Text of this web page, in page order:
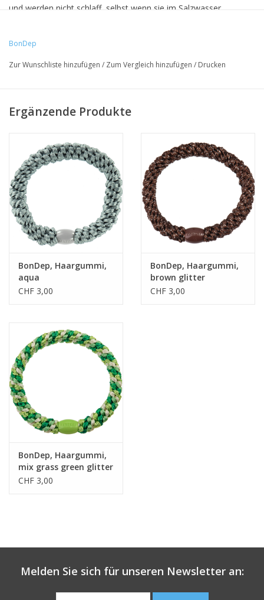
und werden nicht schlaff, selbst wenn sie im Salzwasser
• extrem sanft
BonDep
Zur Wunschliste hinzufügen / Zum Vergleich hinzufügen / Drucken
Ergänzende Produkte
BonDep, Haargummi,
aqua
CHF 3,00
BonDep, Haargummi,
brown glitter
CHF 3,00
BonDep, Haargummi,
mix grass green glitter
CHF 3,00
Melden Sie sich für unseren Newsletter an: